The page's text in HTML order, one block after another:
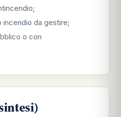
incendio da gestire;
o con